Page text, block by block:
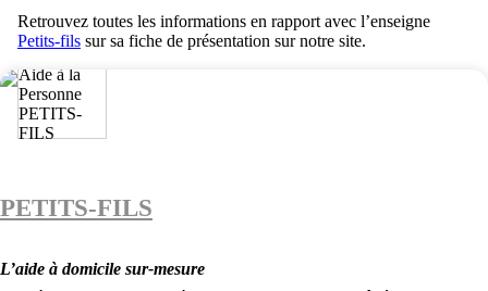
Retrouvez toutes les informations en rapport avec l’enseigne
Petits-fils sur sa fiche de présentation sur notre site.
PETITS-FILS
L’aide à domicile sur-mesure